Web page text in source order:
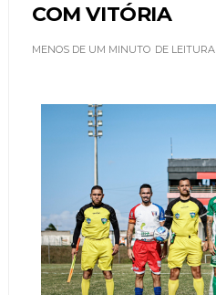
COM VITÓRIA
MENOS DE UM MINUTO DE LEITURA